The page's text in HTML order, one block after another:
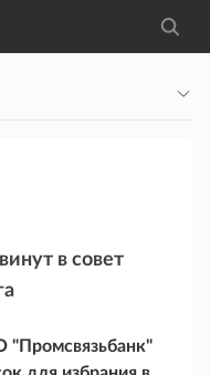
в совет
"Промсвязьбанк"